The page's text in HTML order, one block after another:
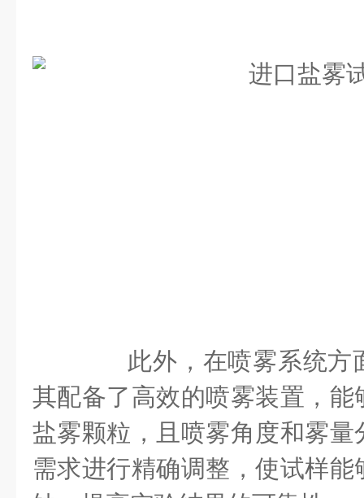
此外，在喷雾系统方
其配备了高效的喷雾装置，
盐雾颗粒，且喷雾角度和雾
需求进行精确调整，使试样